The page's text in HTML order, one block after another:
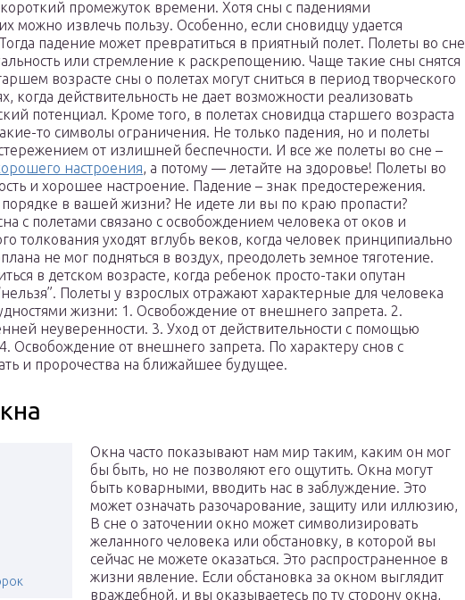
промежуток времени. Хотя сны с падениями
можно извлечь пользу. Особенно, если сновидцу удается
Тогда падение может превратиться в приятный полет. Полеты во сне
или стремление к раскрепощению. Чаще такие сны снятся
возрасте сны о полетах могут сниться в период творческого
когда действительность не дает возможности реализовать
потенциал. Кроме того, в полетах сновидца старшего возраста
то символы ограничения. Не только падения, но и полеты
от излишней беспечности. И все же полеты во сне –
настроения, а потому — летайте на здоровье! Полеты во
и хорошее настроение. Падение – знак предостережения.
порядке в вашей жизни? Не идете ли вы по краю пропасти?
с полетами связано с освобождением человека от оков и
толкования уходят вглубь веков, когда человек принципиально
не мог подняться в воздух, преодолеть земное тяготение.
в детском возрасте, когда ребенок просто-таки опутан
Полеты у взрослых отражают характерные для человека
жизни: 1. Освобождение от внешнего запрета. 2.
неуверенности. 3. Уход от действительности с помощью
Освобождение от внешнего запрета. По характеру снов с
и пророчества на ближайшее будущее.
Окна часто показывают нам мир таким, каким он мог
бы быть, но не позволяют его ощутить. Окна могут
быть коварными, вводить нас в заблуждение. Это
может означать разочарование, защиту или иллюзию,
В сне о заточении окно может символизировать
желанного человека или обстановку, в которой вы
сейчас не можете оказаться. Это распространенное в
жизни явление. Если обстановка за окном выглядит
враждебной, и вы оказываетесь по ту сторону окна,